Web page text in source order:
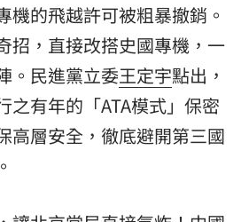
機的飛越許可被粗暴撤銷。
招，直接改搭史國專機，一
。民進黨立委王定宇點出，
之有年的「ATA模式」保密
高層安全，徹底避開第三國